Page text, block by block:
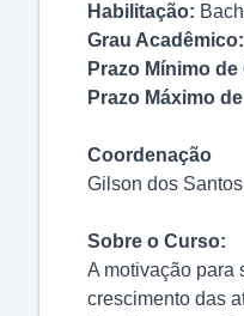
Habilitação:
Grau Acadêmico:
Prazo Mínimo
Prazo Máximo
Coordenação
Gilson dos
Sobre o Curso:
A motivação para
crescimento das